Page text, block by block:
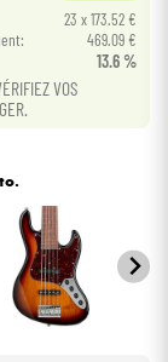
23 x 173.52 €
469.09 €
13.6 %
VOS